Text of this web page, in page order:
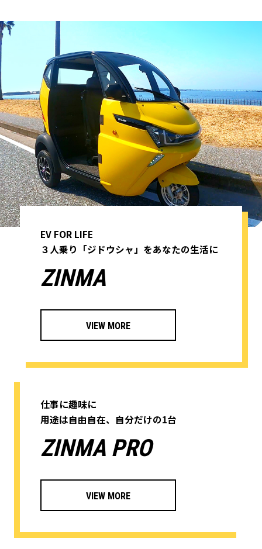
本日10時より実施しましたサーバー移行に伴うメンテ
ナンスが終了しましたので、ご報告申し上げます。
現在、通常通りサービスをご利用いただけます。
お客様におかれましてはご不便をおかけし、誠に申し
訳ございませんでした。
より一層のサービス向上に努めてまいりますので、今
後ともどうぞよろしくお願い申し上げます。
EV-LAND株式会社
2024/11/6
【試乗場所についてのお知らせ】
平素よりEV-LANDをご利用いただき、誠にありがと
現在試乗は、さいたまBASE、新大阪BASEの２か所で
ご希望の方は試乗申込フォームよりご連絡をお待ちし
ております。
うございます。
千代田町」にて事前予約の上、対応可能となりまし
た。
また、「新大阪BASE」も元の場所にて再開しており
EV FOR LIFE
３人乗り「ジドウシャ」をあなたの生活に
ZINMA
VIEW MORE
仕事に趣味に
用途は自由自在、自分だけの1台
ZINMA PRO
VIEW MORE